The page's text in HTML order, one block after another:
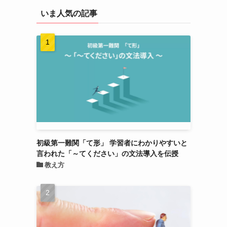
いま人気の記事
初級第一難関「て形」 学習者にわかりやすいと
言われた「～てください」の文法導入を伝授
教え方